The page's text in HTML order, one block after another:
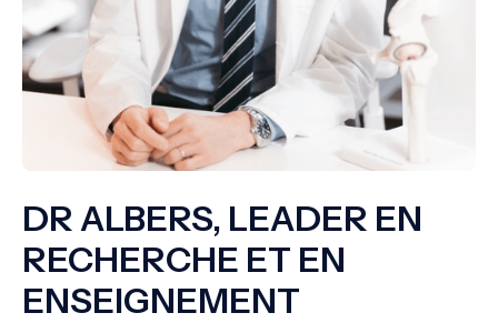
DR ALBERS, LEADER EN
RECHERCHE ET EN
ENSEIGNEMENT